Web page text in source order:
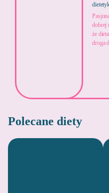
dobrej
że
droga
Polecane diety